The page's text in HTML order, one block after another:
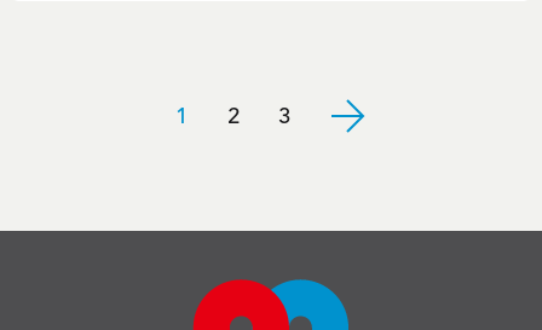
1 2 3